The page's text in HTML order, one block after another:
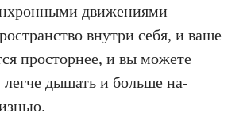
движениями
внутри себя, и ваше
просторнее, и вы можете
легче дышать и больше на­